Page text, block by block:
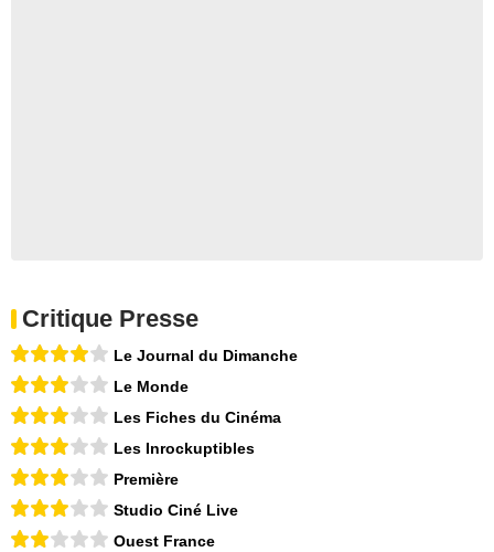
Critique Presse
Le Journal du Dimanche
Le Monde
Les Fiches du Cinéma
Les Inrockuptibles
Première
Studio Ciné Live
Ouest France